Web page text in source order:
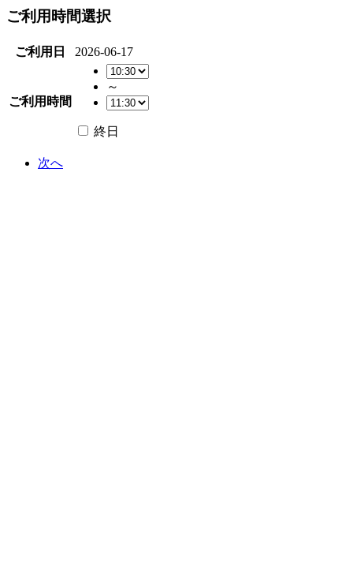
ご利用時間選択
ご利用日 2026-06-17
ご利用時間
～
終日
次へ